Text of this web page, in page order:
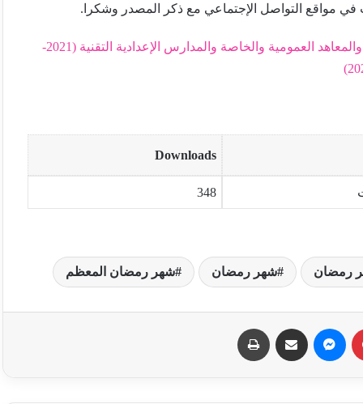
مواقع التواصل الإجتماعي مع ذكر المصدر وشكرا.
تنظيم العمل خلال شهر رمضان المعظم بالمدارس الإعدادية والمعاهد العمومية والخاصة والمدارس الإعدادية التقنية (2021-
Downloads
348
رمضان شهر رمضان شهر رمضان المعظم